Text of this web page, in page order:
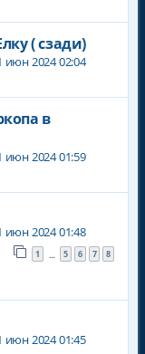
( сзади)
июн 2024 02:04
в
июн 2024 01:59
июн 2024 01:48
1 5 6 7 8
июн 2024 01:45